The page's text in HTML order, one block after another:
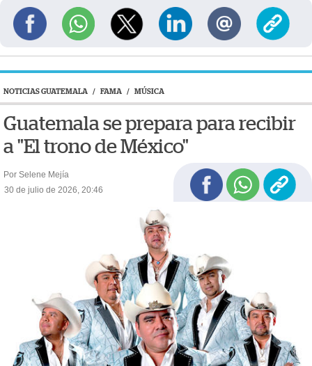
NOTICIAS GUATEMALA / FAMA / MÚSICA
Guatemala se prepara para recibir
a "El trono de México"
Por Selene Mejía
30 de julio de 2026, 20:46